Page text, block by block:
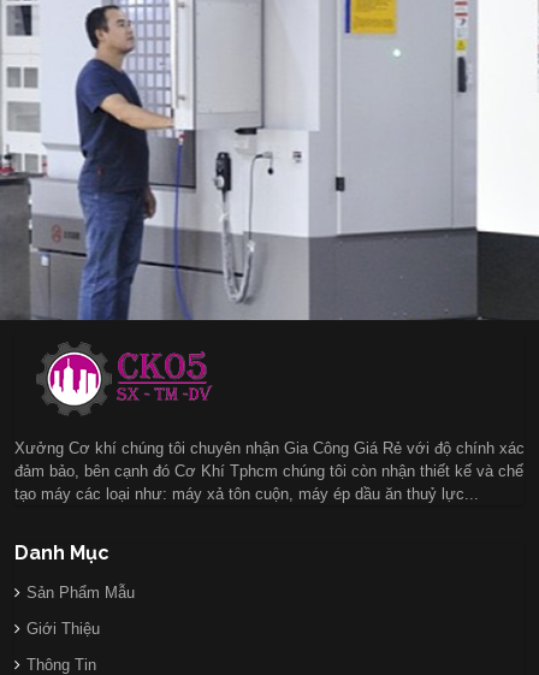
Xưởng Cơ khí chúng tôi chuyên nhận Gia Công Giá Rẻ với độ chính xác
đảm bảo, bên cạnh đó Cơ Khí Tphcm chúng tôi còn nhận thiết kế và chế
tạo máy các loại như: máy xả tôn cuộn, máy ép dầu ăn thuỷ lực...
Danh Mục
Sản Phẩm Mẫu
Giới Thiệu
Thông Tin